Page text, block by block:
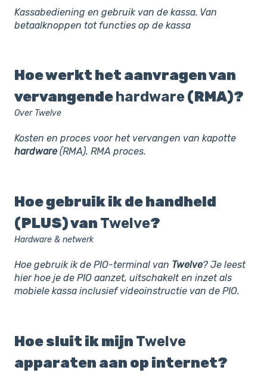
Kassabediening en gebruik van de kassa. Van
betaalknoppen tot functies op de kassa
Hoe werkt het aanvragen van
vervangendehardware(RMA)?
Over Twelve
Kosten en proces voor het vervangen van kapotte
hardware (RMA). RMA proces.
Hoe gebruik ik de handheld
(PLUS) van Twelve?
Hardware & netwerk
Hoe gebruik ik de PIO-terminal van Twelve? Je leest
hier hoe je de PIO aanzet, uitschakelt en inzet als
mobiele kassa inclusief videoinstructie van de PIO.
Hoe sluit ik mijn Twelve
apparaten aan op internet?